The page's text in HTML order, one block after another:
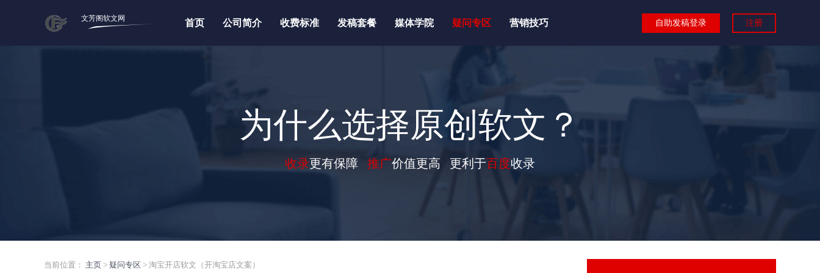
文芳阁软文网 首页 公司简介 收费标准 发稿套餐 媒体学院 疑问专区 营销技巧 自助发稿登录 注册
为什么选择原创软文？
收录更有保障 推广价值更高 更利于百度收录
当前位置： 主页 > 疑问专区 > 淘宝开店软文（开淘宝店文案）